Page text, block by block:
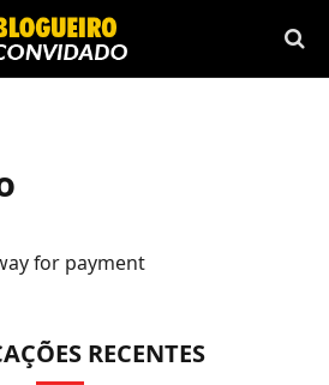
for payment
RECENTES